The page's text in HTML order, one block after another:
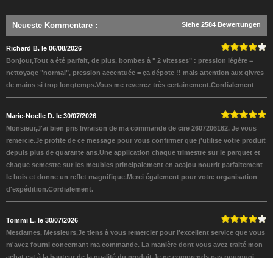
Neueste Kommentare : Siehe 2584 Bewertungen
Richard B. le 06/08/2026
Bonjour,Tout a été parfait, de plus, bombes à " 2 vitesses" : pression légère =
nettoyage "normal", pression accentuée = ça dépote !! mais attention aux givres
de mains si trop longtemps.Vous me reverrez très certainement.Cordialement
Marie-Noelle D. le 30/07/2026
Monsieur,J'ai bien pris livraison de ma commande de cire 2607206162. Je vous
remercie.Je profite de ce message pour vous confirmer que j'utilise votre produit
depuis plus de quarante ans.Une application chaque trimestre sur le parquet et
chaque semestre sur les meubles principalement en acajou nourrit parfaitement
le bois et donne un reflet magnifique.Merci également pour votre organisation
d'expédition.Cordialement.
Tommi L. le 30/07/2026
Mesdames, Messieurs,Je tiens à vous remercier pour l'excellent service que vous
m'avez fourni concernant ma commande. La manière dont vous avez traité mon